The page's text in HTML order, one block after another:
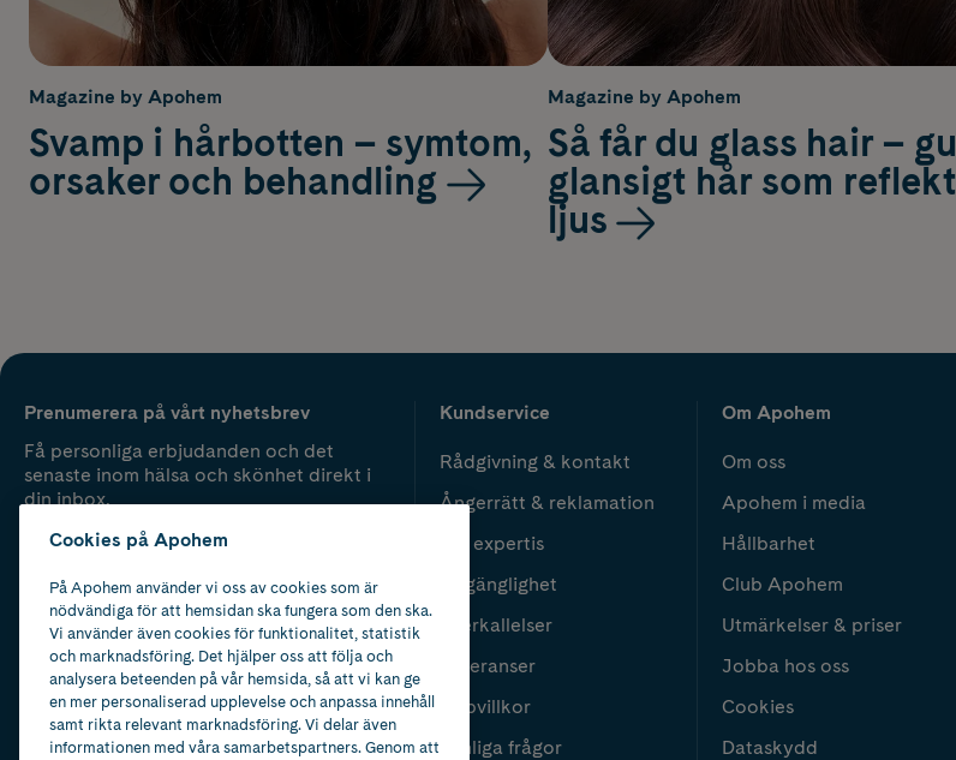
Magazine by Apohem
Svamp i hårbotten – symtom,
orsaker och behandling
Magazine by Apohem
Så får du glass hair –
glansigt hår som
ljus
Prenumerera på vårt nyhetsbrev
Få personliga erbjudanden och det
senaste inom hälsa och skönhet direkt i
din inbox.
Kundservice
Rådgivning & kontakt
Ångerrätt & reklamation
Vår expertis
Tillgänglighet
Återkallelser
Leveranser
Köpvillkor
Vanliga frågor
Om Apohem
Om oss
Apohem i media
Hållbarhet
Club Apohem
Utmärkelser & priser
Jobba hos oss
Cookies
Dataskydd
Cookies på Apohem
På Apohem använder vi oss av cookies som är
nödvändiga för att hemsidan ska fungera som den ska.
Vi använder även cookies för funktionalitet, statistik
och marknadsföring. Det hjälper oss att följa och
analysera beteenden på vår hemsida, så att vi kan ge
en mer personaliserad upplevelse och anpassa innehåll
samt rikta relevant marknadsföring. Vi delar även
informationen med våra samarbetspartners. Genom att